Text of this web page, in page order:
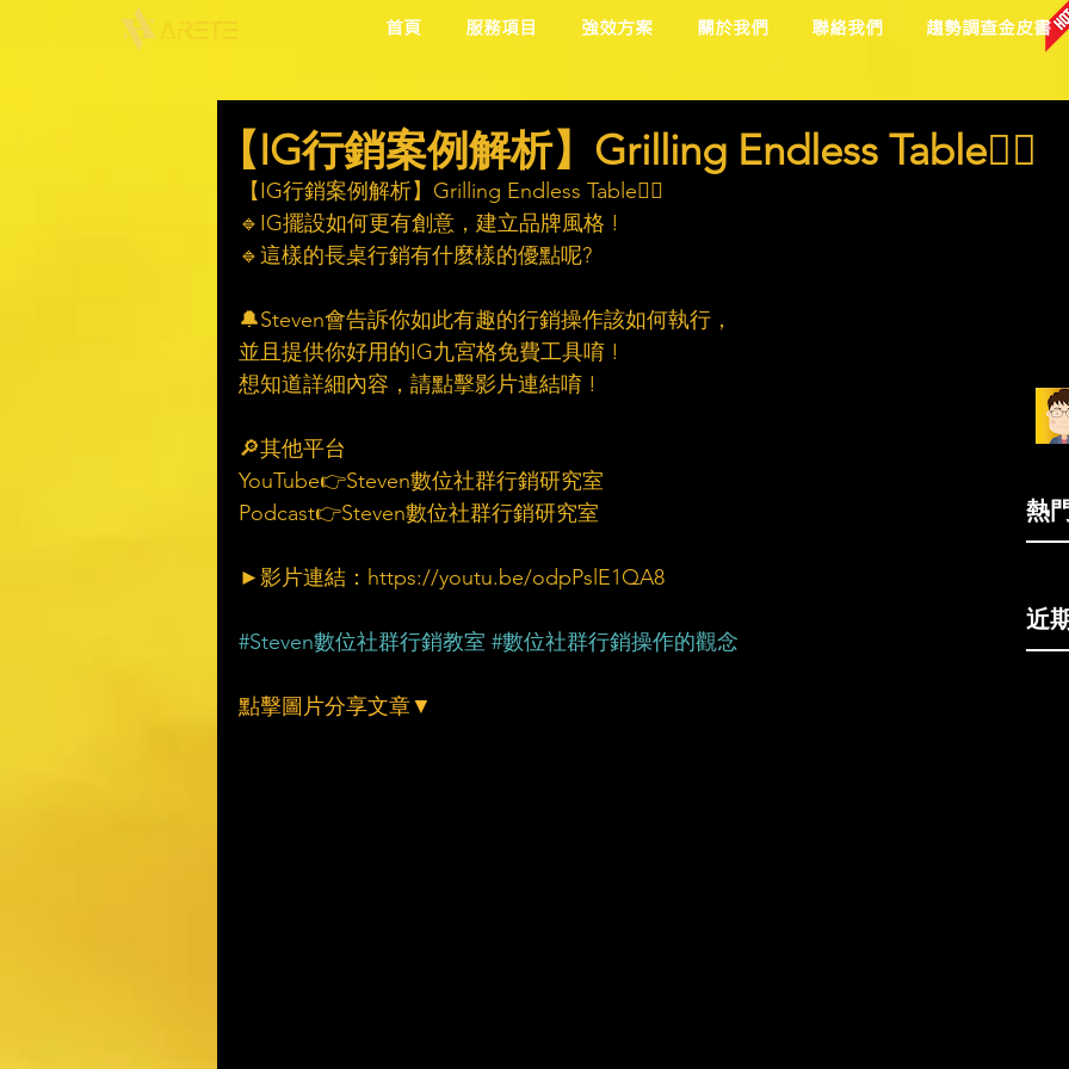
首頁 服務項目 強效方案 關於我們 聯絡我們 趨勢調查金皮書
【IG行銷案例解析】Grilling Endless Table🙎‍♀️
【IG行銷案例解析】Grilling Endless Table🙎‍♀️
🔹IG擺設如何更有創意，建立品牌風格 !
🔹這樣的長桌行銷有什麼樣的優點呢?
🔔Steven會告訴你如此有趣的行銷操作該如何執行，
並且提供你好用的IG九宮格免費工具唷 !
想知道詳細內容，請點擊影片連結唷 !
🔎其他平台
YouTube👉Steven數位社群行銷研究室
Podcast👉Steven數位社群行銷研究室
►影片連結：https://youtu.be/odpPslE1QA8
#Steven數位社群行銷教室 #數位社群行銷操作的觀念
點擊圖片分享文章▼
熱
近